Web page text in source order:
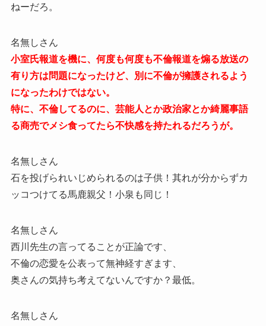
ねーだろ。
名無しさん
小室氏報道を機に、何度も何度も不倫報道を煽る放送の
有り方は問題になったけど、別に不倫が擁護されるよう
になったわけではない。
特に、不倫してるのに、芸能人とか政治家とか綺麗事語
る商売でメシ食ってたら不快感を持たれるだろうが。
名無しさん
石を投げられいじめられるのは子供！其れが分からずカ
ッコつけてる馬鹿親父！小泉も同じ！
名無しさん
西川先生の言ってることが正論です、
不倫の恋愛を公表って無神経すぎます、
奥さんの気持ち考えてないんですか？最低。
名無しさん